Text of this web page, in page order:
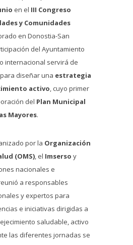
en el III Congreso
y Comunidades
en Donostia-San
del Ayuntamiento
internacional servirá de
diseñar una estrategia
activo, cuyo primer
del Plan Municipal
Mayores.
por la Organización
(OMS), el Imserso y
nacionales e
a responsables
y expertos para
e iniciativas dirigidas a
saludable, activo
las diferentes jornadas se